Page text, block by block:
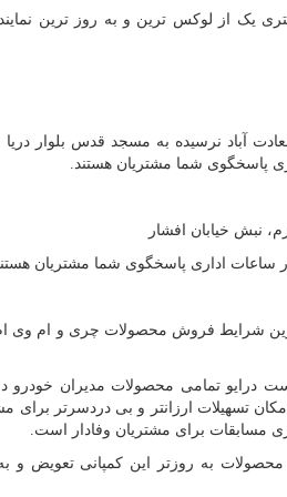
نمایندگی 777 مدیران خودرو به مساحت 450 متر مربع ساختمان و بر 25 متری یک از لوکس ترین و به
سعادت آباد نرسیده به مسجد قدس بلوار
می توانید از آخرین شرایط فروش محصولات چری و ام
امکان تست درایو تمامی محصولات مدیران
تسهیلات ارزانتر و بی دردسرتر برای
مسابقات برای مشتریان وفادار است.
خودرو را به محصولات به روزتر این کمپانی